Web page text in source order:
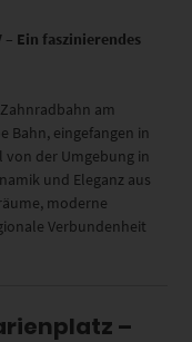
– Ein faszinierendes
am
Bahn, eingefangen in
der Umgebung in
und Eleganz aus
moderne
Verbundenheit
–